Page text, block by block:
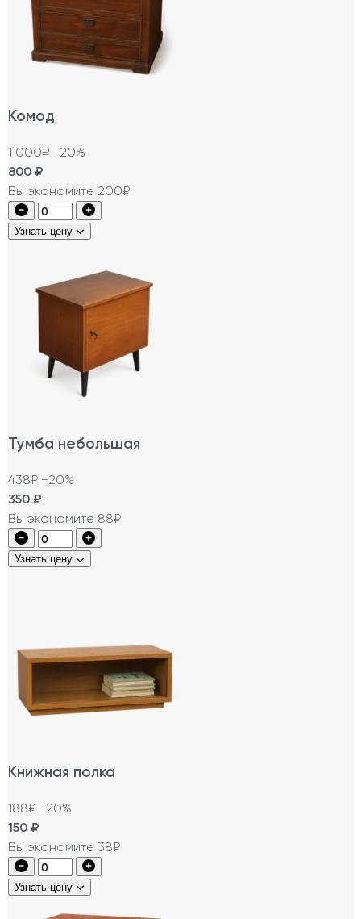
Комод
1 000₽ −20%
800 ₽
Вы экономите 200₽
Узнать цену
Тумба небольшая
438₽ −20%
350 ₽
Вы экономите 88₽
Узнать цену
Книжная полка
188₽ −20%
150 ₽
Вы экономите 38₽
Узнать цену